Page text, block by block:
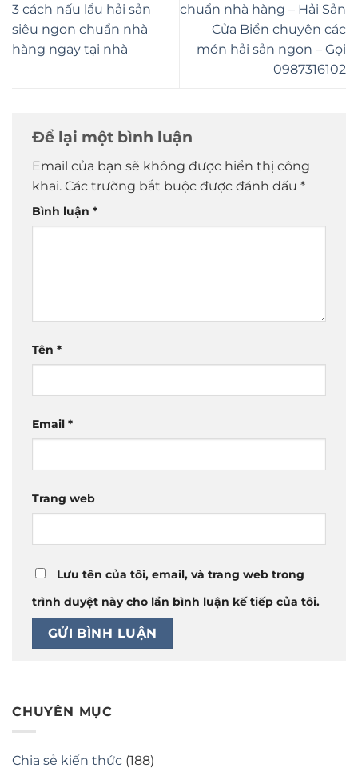
3 cách nấu lẩu hải sản
siêu ngon chuẩn nhà
hàng ngay tại nhà
chuẩn nhà hàng – Hải Sản
Cửa Biển chuyên các
món hải sản ngon – Gọi
0987316102
Để lại một bình luận
Email của bạn sẽ không được hiển thị công
khai. Các trường bắt buộc được đánh dấu *
Bình luận *
Tên *
Email *
Trang web
Lưu tên của tôi, email, và trang web trong
trình duyệt này cho lần bình luận kế tiếp của tôi.
CHUYÊN MỤC
Chia sẻ kiến thức (188)